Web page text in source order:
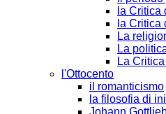
la Critica
la Critica
La
La
La
l'Ottocento
il romanticismo
la filosofia di
Johann